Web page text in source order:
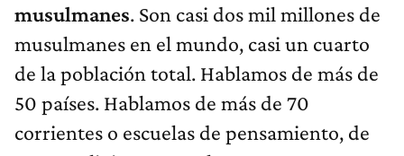
musulmanes. Son casi dos mil millones de
musulmanes en el mundo, casi un cuarto
de la población total. Hablamos de más de
50 países. Hablamos de más de 70
corrientes o escuelas de pensamiento, de